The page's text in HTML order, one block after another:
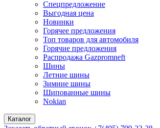
Спецпредложение
Выгодная цена
Новинки
Горячее предложения
Топ товаров для автомобиля
Горячие предложения
Распродажа Gazpromneft
Шины
Летние шины
Зимние шины
Шипованные шины
Nokian
Каталог